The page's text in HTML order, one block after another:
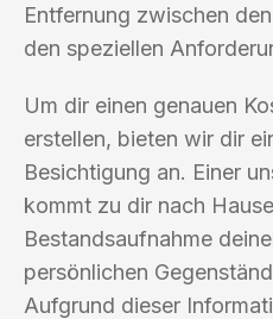
Entfernung zwischen
den speziellen
Um dir einen genauen
erstellen, bieten wir dir
Besichtigung an. Einer
kommt zu dir nach
Bestandsaufnahme
persönlichen
Aufgrund dieser